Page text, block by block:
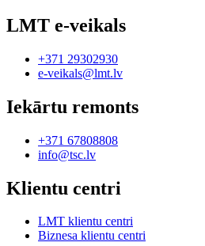
LMT e-veikals
+371 29302930
e-veikals@lmt.lv
Iekārtu remonts
+371 67808808
info@tsc.lv
Klientu centri
LMT klientu centri
Biznesa klientu centri